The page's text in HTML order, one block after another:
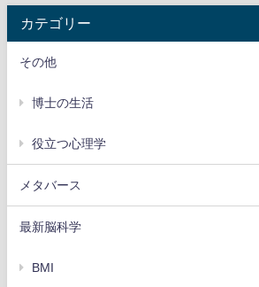
カテゴリー
その他
博士の生活
役立つ心理学
メタバース
最新脳科学
BMI